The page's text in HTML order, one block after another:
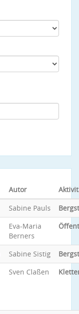
Autor
Sabine Pauls
Eva-Maria
Berners
Sabine Sistig
Sven Claßen